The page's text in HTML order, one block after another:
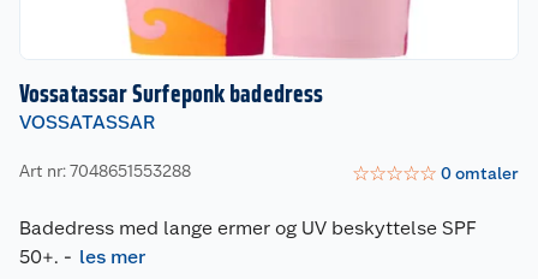
Vossatassar Surfeponk badedress
VOSSATASSAR
Art nr: 7048651553288 ☆☆☆☆☆ 0omtaler
Badedress med lange ermer og UV beskyttelse SPF
50+. - les mer